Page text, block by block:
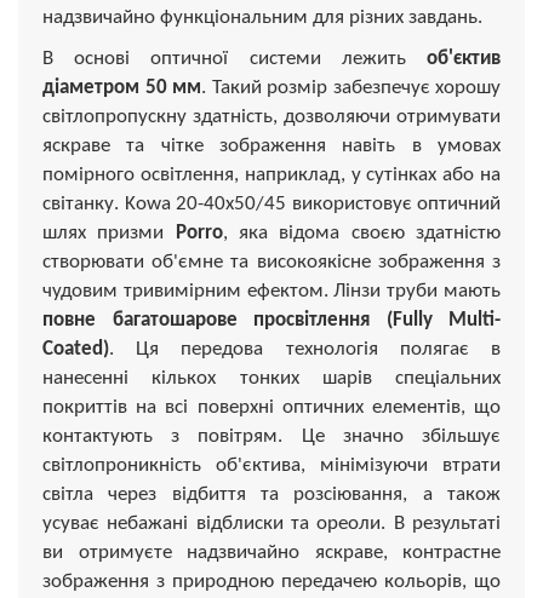
надзвичайно функціональним для різних завдань.
В основі оптичної системи лежить об'єктив
діаметром 50 мм. Такий розмір забезпечує хорошу
світлопропускну здатність, дозволяючи отримувати
яскраве та чітке зображення навіть в умовах
помірного освітлення, наприклад, у сутінках або на
світанку. Kowa 20-40x50/45 використовує оптичний
шлях призми
Porro, яка відома своєю здатністю
створювати об'ємне та високоякісне зображення з
чудовим тривимірним ефектом. Лінзи труби мають
повне багатошарове просвітлення (Fully Multi-
Coated). Ця передова технологія полягає в
нанесенні кількох тонких шарів спеціальних
покриттів на всі поверхні оптичних елементів, що
контактують з повітрям. Це значно збільшує
світлопроникність об'єктива, мінімізуючи втрати
світла через відбиття та розсіювання, а також
усуває небажані відблиски та ореоли. В результаті
ви отримуєте надзвичайно яскраве, контрастне
зображення з природною передачею кольорів, що